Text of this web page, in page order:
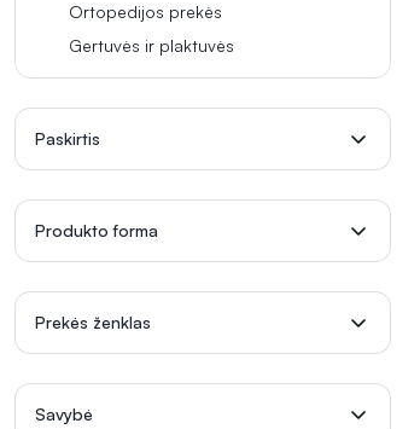
Ortopedijos prekės
Gertuvės ir plaktuvės
Paskirtis
Produkto forma
Prekės ženklas
Savybė